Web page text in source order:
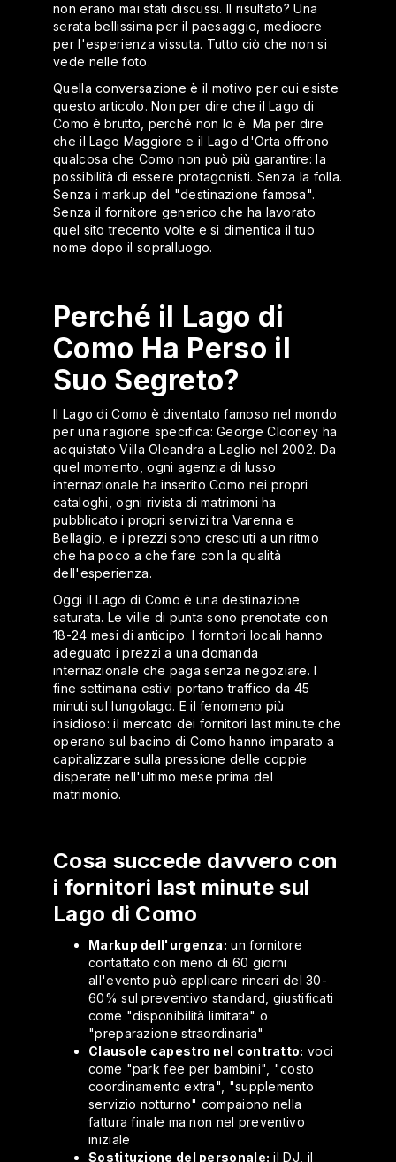
non erano mai stati discussi. Il risultato? Una
serata bellissima per il paesaggio, mediocre
per l'esperienza vissuta. Tutto ciò che non si
vede nelle foto.
Quella conversazione è il motivo per cui esiste
questo articolo. Non per dire che il Lago di
Como è brutto, perché non lo è. Ma per dire
che il Lago Maggiore e il Lago d'Orta offrono
qualcosa che Como non può più garantire: la
possibilità di essere protagonisti. Senza la folla.
Senza i markup del "destinazione famosa".
Senza il fornitore generico che ha lavorato
quel sito trecento volte e si dimentica il tuo
nome dopo il sopralluogo.
Perché il Lago di
Como Ha Perso il
Suo Segreto?
Il Lago di Como è diventato famoso nel mondo
per una ragione specifica: George Clooney ha
acquistato Villa Oleandra a Laglio nel 2002. Da
quel momento, ogni agenzia di lusso
internazionale ha inserito Como nei propri
cataloghi, ogni rivista di matrimoni ha
pubblicato i propri servizi tra Varenna e
Bellagio, e i prezzi sono cresciuti a un ritmo
che ha poco a che fare con la qualità
dell'esperienza.
Oggi il Lago di Como è una destinazione
saturata. Le ville di punta sono prenotate con
18-24 mesi di anticipo. I fornitori locali hanno
adeguato i prezzi a una domanda
internazionale che paga senza negoziare. I
fine settimana estivi portano traffico da 45
minuti sul lungolago. E il fenomeno più
insidioso: il mercato dei fornitori last minute che
operano sul bacino di Como hanno imparato a
capitalizzare sulla pressione delle coppie
disperate nell'ultimo mese prima del
matrimonio.
Cosa succede davvero con
i fornitori last minute sul
Lago di Como
Markup dell'urgenza: un fornitore
contattato con meno di 60 giorni
all'evento può applicare rincari del 30-
60% sul preventivo standard, giustificati
come "disponibilità limitata" o
"preparazione straordinaria"
Clausole capestro nel contratto: voci
come "park fee per bambini", "costo
coordinamento extra", "supplemento
servizio notturno" compaiono nella
fattura finale ma non nel preventivo
iniziale
Sostituzione del personale: il DJ, il